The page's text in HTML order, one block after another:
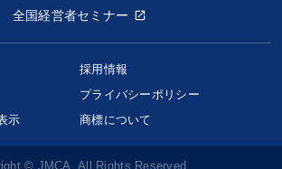
全国経営者セミナー
採用情報
プライバシーポリシー
示
商標について
© JMCA. All Rights Reserved.